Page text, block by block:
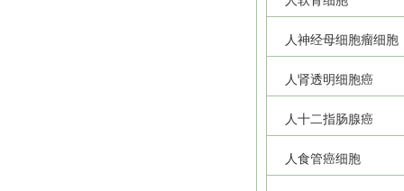
人神经母细胞瘤细胞
人肾透明细胞癌
人十二指肠腺癌
人食管癌细胞